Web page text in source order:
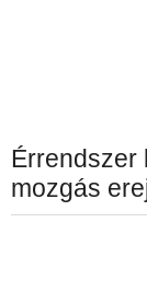
Érrendszer
mozgás